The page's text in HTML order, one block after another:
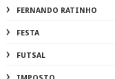
FERNANDO RATINHO
FESTA
FUTSAL